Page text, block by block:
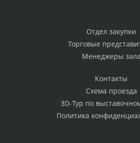
Отдел закупки
Торговые
Менеджеры зала
Контакты
Схема проезда
3D-Тур по
Политика